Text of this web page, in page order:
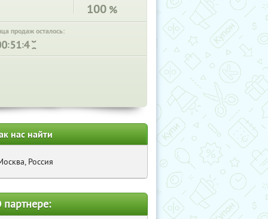
100 %
продаж осталось:
: :
нас найти
Россия
партнере: